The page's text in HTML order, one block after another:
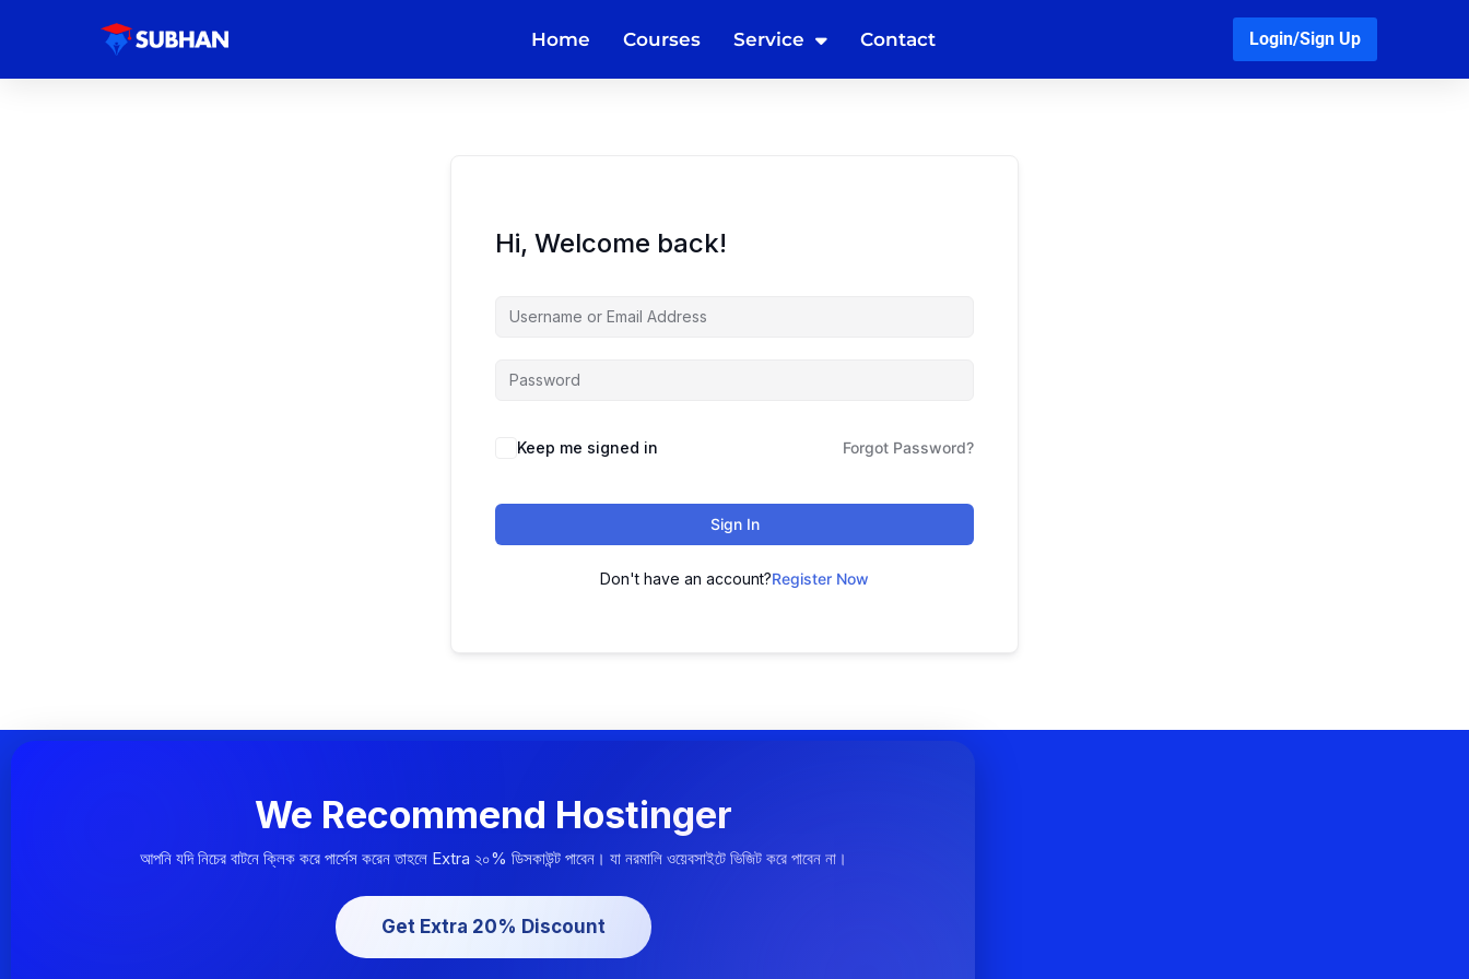
Home Courses Service Contact Login/Sign Up
Hi, Welcome back!
Keep me signed in Forgot Password?
Sign In
Don't have an account?Register Now
We Recommend Hostinger
আপনি যদি নিচের বাটনে ক্লিক করে পার্সেস করেন তাহলে Extra ২০% ডিসকাউন্ট পাবেন। যা নরমালি ওয়েবসাইটে ভিজিট করে পাবেন না।
Get Extra 20% Discount